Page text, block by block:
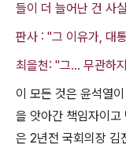
들이 더 늘어난 건 사
판사 : "그 이유가, 대
최을천: "그… 무관하
이 모든 것은 윤석열
을 앗아간 책임자이
은 2년전 국회의장 김